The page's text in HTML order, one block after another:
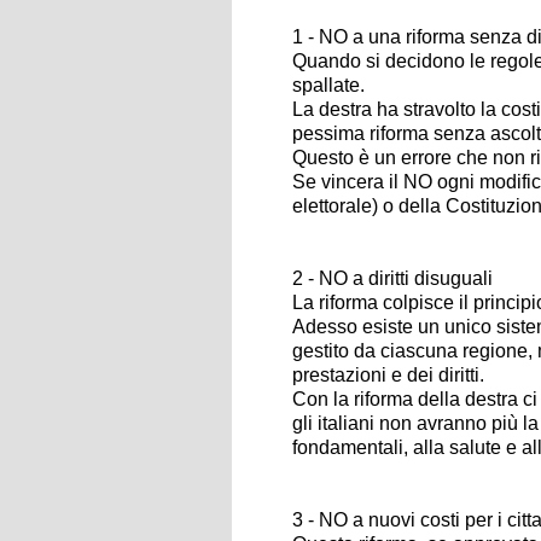
1 - NO a una riforma senza
Quando si decidono le
spallate.
La destra ha stravolto la
pessima riforma senza
Questo è un errore che non
Se vincera il NO ogni
elettorale) o della
2 - NO a diritti disuguali
La riforma colpisce il
Adesso esiste un unico
gestito da ciascuna
prestazioni e dei diritti.
Con la riforma della destra
gli italiani non avranno più
fondamentali, alla salute e
3 - NO a nuovi costi per i